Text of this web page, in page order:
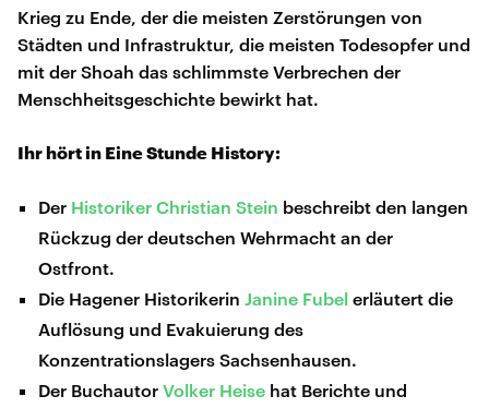
Krieg zu Ende, der die meisten Zerstörungen von
Städten und Infrastruktur, die meisten Todesopfer und
mit der Shoah das schlimmste Verbrechen der
Menschheitsgeschichte bewirkt hat.
Ihr hört in Eine Stunde History:
Der Historiker Christian Stein beschreibt den langen
Rückzug der deutschen Wehrmacht an der
Ostfront.
Die Hagener Historikerin Janine Fubel erläutert die
Auflösung und Evakuierung des
Konzentrationslagers Sachsenhausen.
Der BuchautorVolker Heise hat Berichte und